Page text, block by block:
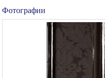
Фотографии